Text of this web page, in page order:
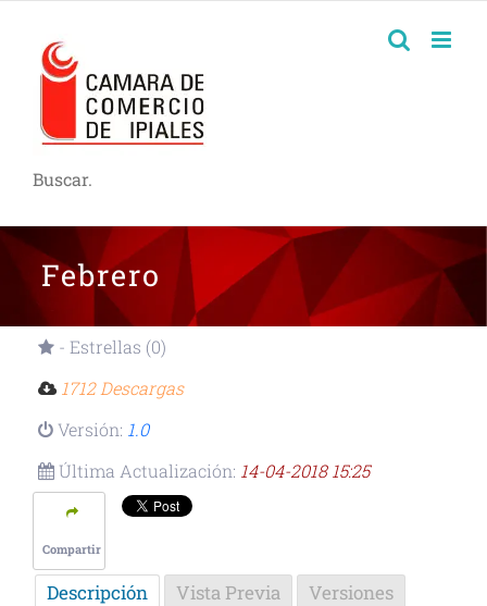
Buscar.
Febrero
- Estrellas (0)
1712 Descargas
Versión: 1.0
Última Actualización: 14-04-2018 15:25
Compartir
Descripción Vista Previa Versiones